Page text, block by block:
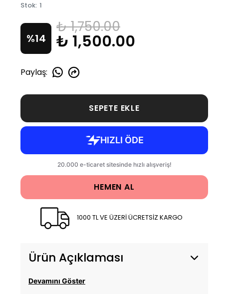
Stok: 1
%14
₺ 1,750.00
₺ 1,500.00
Paylaş:
SEPETE EKLE
HEMEN AL
1000 TL VE ÜZERİ ÜCRETSİZ KARGO
Ürün Açıklaması
Devamını Göster